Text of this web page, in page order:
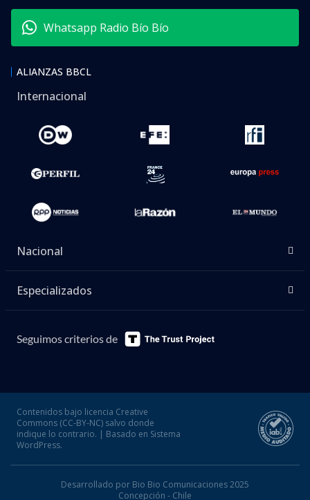
Whatsapp Radio Bío Bío
ALIANZAS BBCL
Internacional
Nacional
Especializados
Seguimos criterios de
Contenidos bajo licencia Creative
Commons (CC-BY-NC) salvo donde
indique lo contrario. | Basado en Sistema
WordPress.
Desarrollado por Bio Bio Comunicaciones 2025
Concepción - Chile